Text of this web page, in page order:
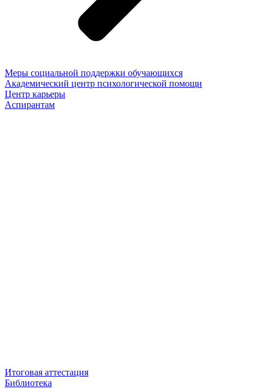
Меры социальной поддержки обучающихся
Академический центр психологической помощи
Центр карьеры
Аспирантам
Итоговая аттестация
Библиотека